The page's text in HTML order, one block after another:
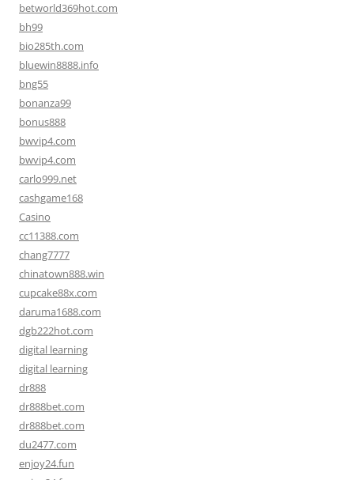
betworld369hot.com
bh99
bio285th.com
bluewin8888.info
bng55
bonanza99
bonus888
bwvip4.com
bwvip4.com
carlo999.net
cashgame168
Casino
cc11388.com
chang7777
chinatown888.win
cupcake88x.com
daruma1688.com
dgb222hot.com
digital learning
digital learning
dr888
dr888bet.com
dr888bet.com
du2477.com
enjoy24.fun